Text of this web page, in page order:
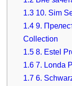
1.3 10. Sim
1.4 9.
Collection
1.5 8. Estel
1.6 7. Londa
1.7 6.